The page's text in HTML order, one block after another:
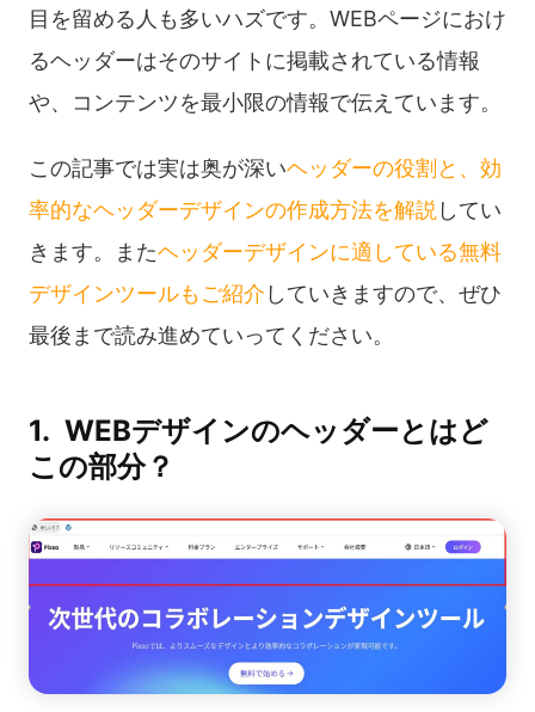
目を留める人も多いハズです。WEBページにおけ
るヘッダーはそのサイトに掲載されている情報
や、コンテンツを最小限の情報で伝えています。
この記事では実は奥が深いヘッダーの役割と、効
率的なヘッダーデザインの作成方法を解説 してい
きます。またヘッダーデザインに適している無料
デザインツールもご紹介 していきますので、ぜひ
最後まで読み進めていってください。
1. WEBデザインのヘッダーとはど
この部分？